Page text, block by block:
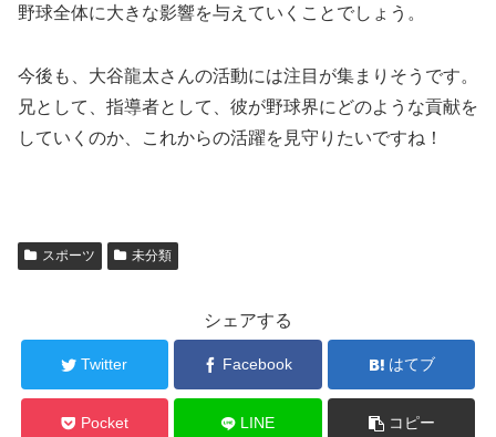
野球全体に大きな影響を与えていくことでしょう。
今後も、大谷龍太さんの活動には注目が集まりそうです。
兄として、指導者として、彼が野球界にどのような貢献を
していくのか、これからの活躍を見守りたいですね！
スポーツ 未分類
シェアする
Twitter Facebook はてブ
Pocket LINE コピー